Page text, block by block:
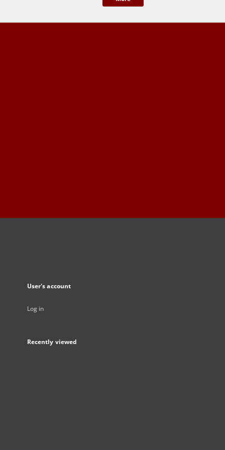
User's account
Log in
Recently viewed